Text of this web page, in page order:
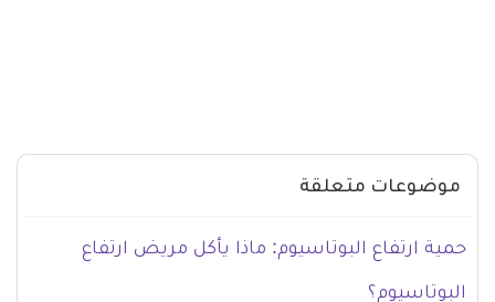
موضوعات متعلقة
حمية ارتفاع البوتاسيوم: ماذا يأكل مريض ارتفاع
البوتاسيوم؟